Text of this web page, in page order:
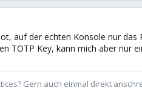
auf der echten Konsole nur
TOTP Key, kann mich aber nur
Gern auch einmal direkt